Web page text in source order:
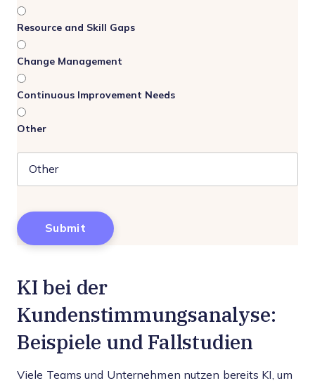
Resource and Skill Gaps
Change Management
Continuous Improvement Needs
Other
KI bei der
Kundenstimmungsanalyse:
Beispiele und Fallstudien
Viele Teams und Unternehmen nutzen bereits KI, um